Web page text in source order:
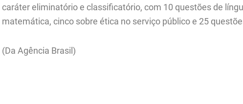
caráter eliminatório e classificatório, com 10 questões de
matemática, cinco sobre ética no serviço público e 25
(Da Agência Brasil)